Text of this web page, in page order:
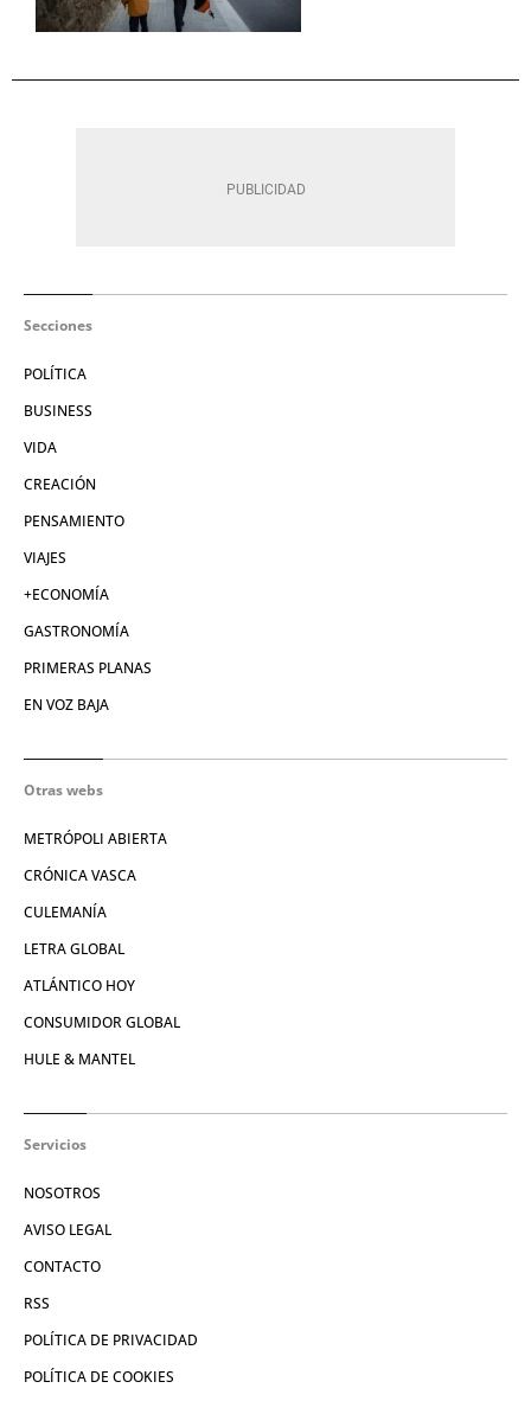
Secciones
POLÍTICA
BUSINESS
VIDA
CREACIÓN
PENSAMIENTO
VIAJES
+ECONOMÍA
GASTRONOMÍA
PRIMERAS PLANAS
EN VOZ BAJA
Otras webs
METRÓPOLI ABIERTA
CRÓNICA VASCA
CULEMANÍA
LETRA GLOBAL
ATLÁNTICO HOY
CONSUMIDOR GLOBAL
HULE & MANTEL
Servicios
NOSOTROS
AVISO LEGAL
CONTACTO
RSS
POLÍTICA DE PRIVACIDAD
POLÍTICA DE COOKIES